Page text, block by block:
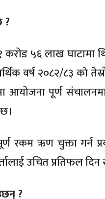
?
५६ लाख घाटामा
वर्ष २०८२/८३ को
आयोजना पूर्ण
रकम ऋण चुक्ता गर्न
उचित प्रतिफल दिन
?